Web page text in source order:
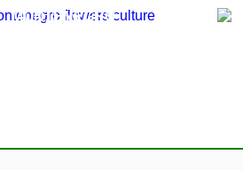
MONTENEGRO
76.00 €